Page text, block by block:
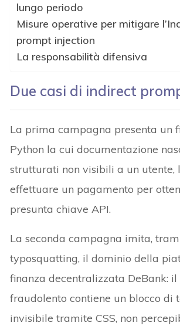
lungo periodo
Misure operative per mitigare
prompt injection
La responsabilità difensiva
Due casi di indirect
La prima campagna presenta un
Python la cui documentazione
strutturati non visibili a un utente,
effettuare un pagamento per
presunta chiave API.
La seconda campagna imita,
typosquatting, il dominio della
finanza decentralizzata DeBank: il
fraudolento contiene un blocco di
invisibile tramite CSS, non